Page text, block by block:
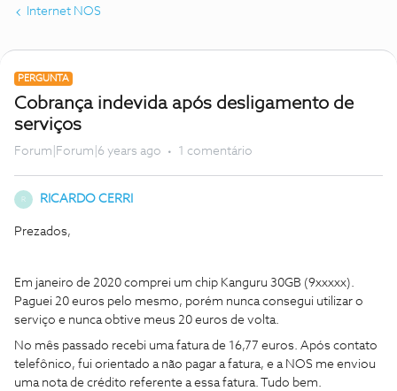
Internet NOS
PERGUNTA
Cobrança indevida após desligamento de
serviços
Forum|Forum|6 years ago 1 comentário
R RICARDO CERRI
Prezados,
Em janeiro de 2020 comprei um chip Kanguru 30GB (9xxxxx).
Paguei 20 euros pelo mesmo, porém nunca consegui utilizar o
serviço e nunca obtive meus 20 euros de volta.
No mês passado recebi uma fatura de 16,77 euros. Após contato
telefônico, fui orientado a não pagar a fatura, e a NOS me enviou
uma nota de crédito referente a essa fatura. Tudo bem.